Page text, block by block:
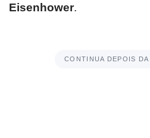
Eisenhower.
CONTINUA DEPOIS